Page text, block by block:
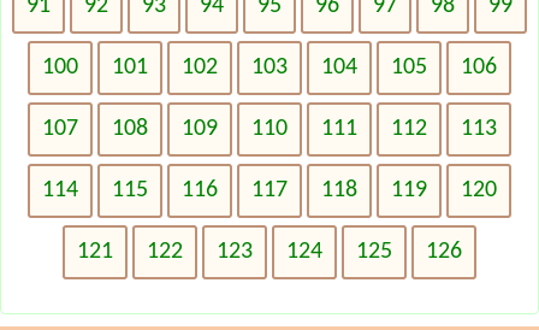
91 92 93 94 95 96 97 98 99
100 101 102 103 104 105 106
107 108 109 110 111 112 113
114 115 116 117 118 119 120
121 122 123 124 125 126